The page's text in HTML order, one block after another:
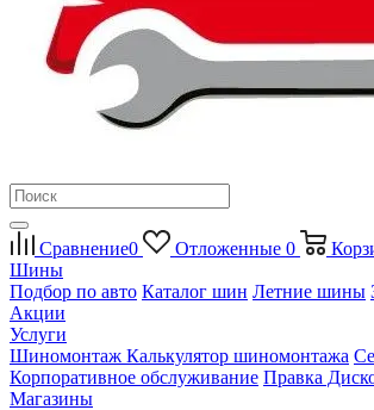
Сравнение0 Отложенные 0
Шины
Подбор по авто Каталог шин Летние шины
Акции
Услуги
Шиномонтаж Калькулятор шиномонтажа
Корпоративное обслуживание Правка
Магазины